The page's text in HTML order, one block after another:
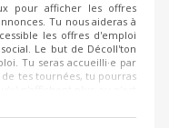
pour afficher les offres
Tu nous aideras à
les offres d'emploi
Le but de Décoll'ton
Tu seras accueilli·e par
de tes tournées, tu pourras